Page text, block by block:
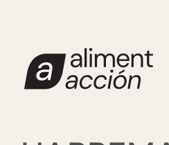
content